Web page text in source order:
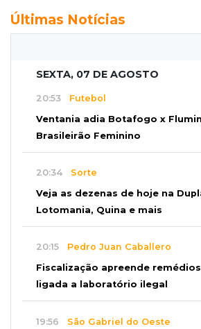
Últimas Notícias
SEXTA, 07 DE AGOSTO
20:53 Futebol
Ventania adia Botafogo x
Brasileirão Feminino
20:34 Sorte
Veja as dezenas de hoje na
Lotomania, Quina e mais
20:15 Pedro Juan Caballero
Fiscalização apreende
ligada a laboratório ilegal
19:56 São Gabriel do Oeste